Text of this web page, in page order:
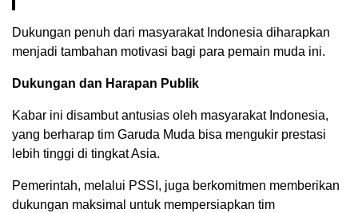
Dukungan penuh dari masyarakat Indonesia diharapkan
menjadi tambahan motivasi bagi para pemain muda ini.
Dukungan dan Harapan Publik
Kabar ini disambut antusias oleh masyarakat Indonesia,
yang berharap tim Garuda Muda bisa mengukir prestasi
lebih tinggi di tingkat Asia.
Pemerintah, melalui PSSI, juga berkomitmen memberikan
dukungan maksimal untuk mempersiapkan tim